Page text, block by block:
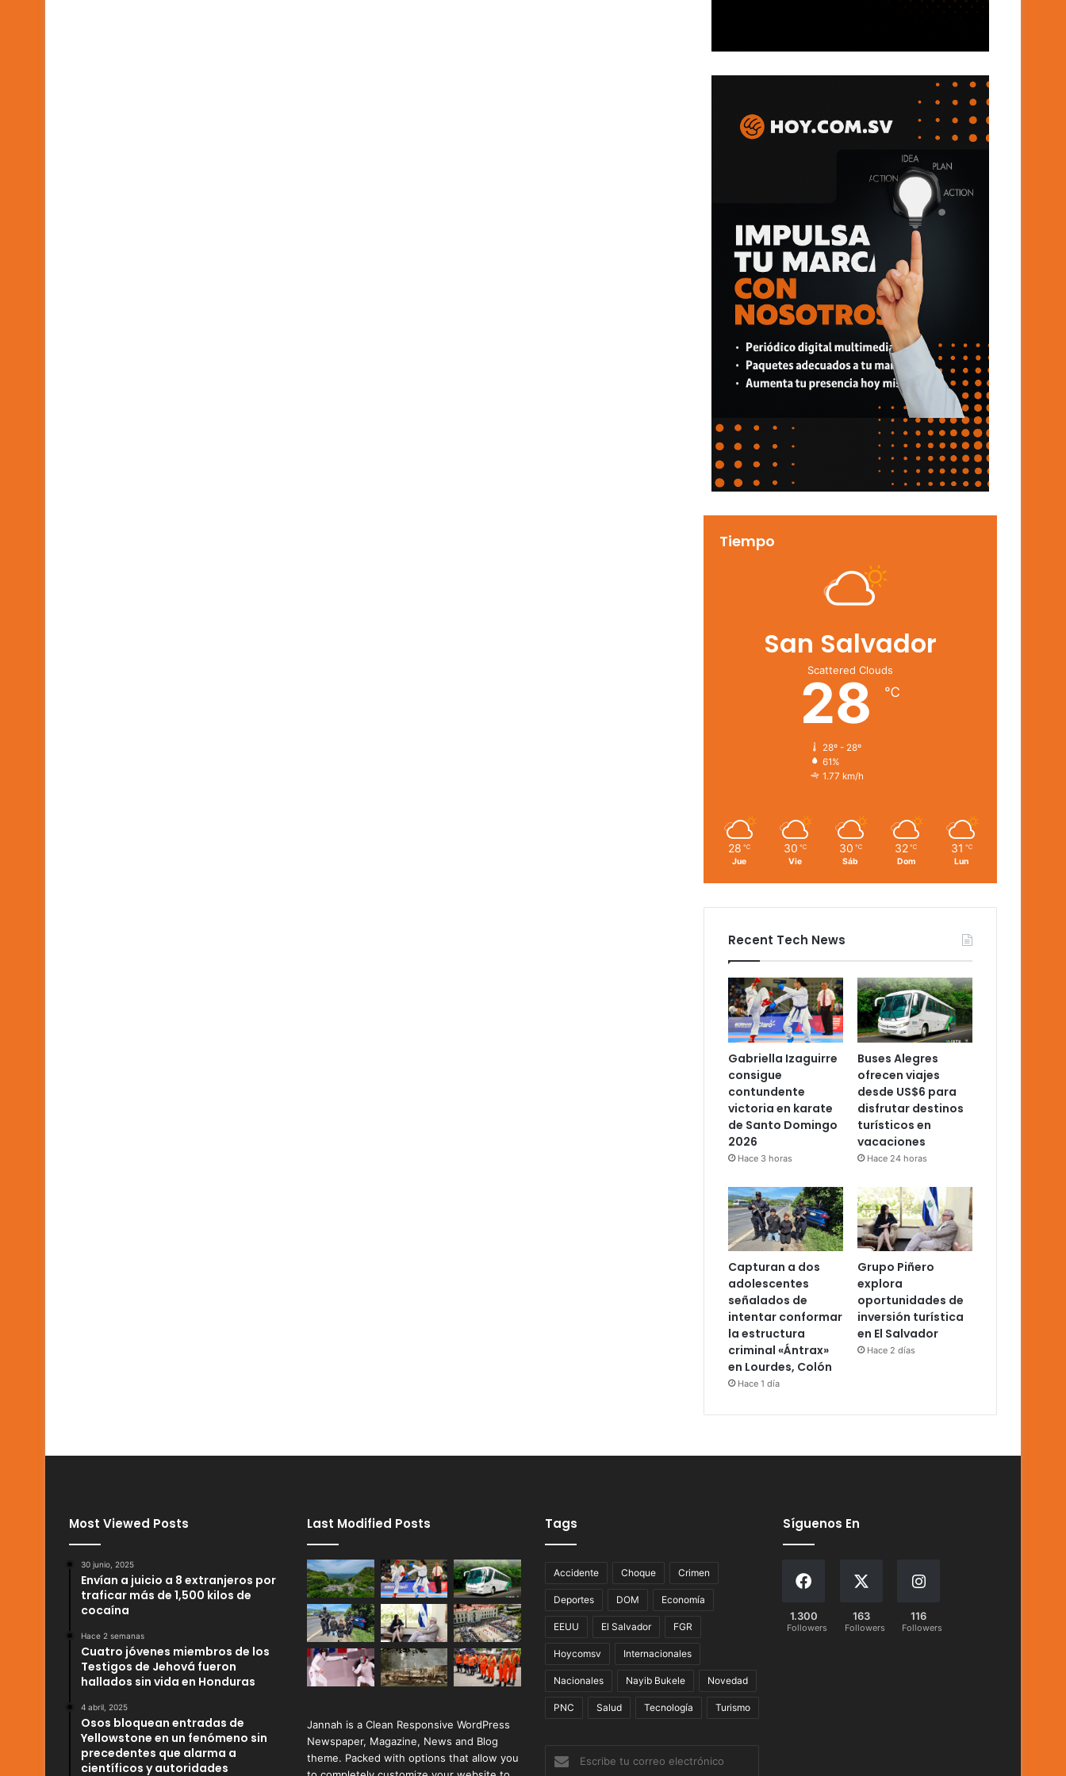
Tiempo
San Salvador
Scattered Clouds
28 ℃
28º - 28º
61%
1.77 km/h
28 ℃
Jue
30 ℃
Vie
30 ℃
Sáb
32 ℃
Dom
31 ℃
Lun
Recent Tech News
Gabriella Izaguirre
consigue
contundente
victoria en karate
de Santo Domingo
2026
Hace 3 horas
Buses Alegres
ofrecen viajes
desde US$6 para
disfrutar destinos
turísticos en
vacaciones
Hace 24 horas
Capturan a dos
adolescentes
señalados de
intentar conformar
la estructura
criminal «Ántrax»
en Lourdes, Colón
Hace 1 día
Grupo Piñero
explora
oportunidades de
inversión turística
en El Salvador
Hace 2 días
Most Viewed Posts
30 junio, 2025
Envían a juicio a 8 extranjeros por
traficar más de 1,500 kilos de
cocaína
Hace 2 semanas
Cuatro jóvenes miembros de los
Testigos de Jehová fueron
hallados sin vida en Honduras
4 abril, 2025
Osos bloquean entradas de
Yellowstone en un fenómeno sin
precedentes que alarma a
científicos y autoridades
Last Modified Posts
Jannah is a Clean Responsive WordPress
Newspaper, Magazine, News and Blog
theme. Packed with options that allow you
Tags
Accidente Choque Crimen
Deportes DOM Economía
EEUU El Salvador FGR
Hoycomsv Internacionales
Nacionales Nayib Bukele Novedad
PNC Salud Tecnología Turismo
Escribe
tu
Síguenos En
1.300
Followers
163
Followers
116
Followers